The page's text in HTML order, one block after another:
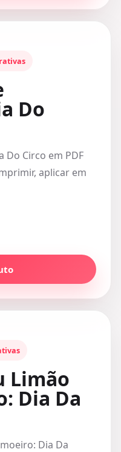
Do
Do Circo em PDF
aplicar em
Limão
Dia Da
Dia Da